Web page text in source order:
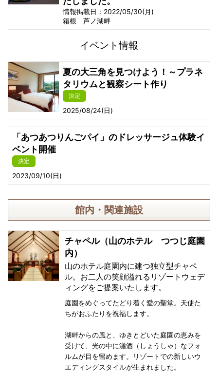
情報掲載日：2022/05/30(月)
箱根 芦ノ湖畔
イベント情報
夏の大三角を見つけよう！～プラネ
タリウムと観察シート作り
決定
2025/08/24(日)
「あつあつりんごパイ」のドレッサージュ体験イ
ベント開催
決定
2023/09/10(日)
館内・関連施設
チャペル（山のホテル つつじ庭園
内）
山のホテル庭園内に建つ独立型チャペ
ル。お二人の笑顔溢れるリゾートウェデ
ィングをご提案いたします。
庭園をめぐってたどり着く愛の聖堂。天使た
ちがおふたりを祝福します。
湖畔からの風と、ゆきとどいた庭園の恵みを
受けて、光の中に瀟酒（しょうしゃ）なフォ
ルムが目を留めます。リゾートでの新しいウ
エディングスタイルが生まれました。